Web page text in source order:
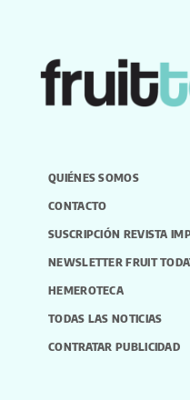
QUIÉNES SOMOS
CONTACTO
SUSCRIPCIÓN REVISTA
NEWSLETTER FRUIT
HEMEROTECA
TODAS LAS NOTICIAS
CONTRATAR PUBLICIDAD